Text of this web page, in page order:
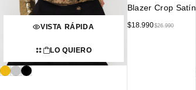
VISTA RÁPIDA
LO QUIERO
Blazer Crop Satín
$26.990
$18.990